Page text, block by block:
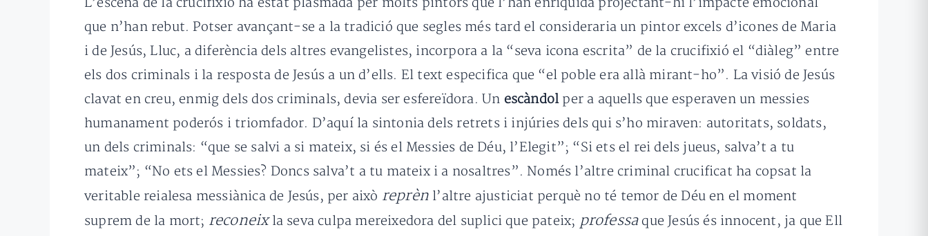
L’escena de la crucifixió ha estat plasmada per molts pintors que l’han enriquida projectant-hi l’impacte emocional
que n’han rebut. Potser avançant-se a la tradició que segles més tard el consideraria un pintor excels d’icones de Maria
i de Jesús, Lluc, a diferència dels altres evangelistes, incorpora a la “seva icona escrita” de la crucifixió el “diàleg” entre
els dos criminals i la resposta de Jesús a un d’ells. El text especifica que “el poble era allà mirant-ho”. La visió de Jesús
clavat en creu, enmig dels dos criminals, devia ser esfereïdora. Un escàndol per a aquells que esperaven un messies
humanament poderós i triomfador. D’aquí la sintonia dels retrets i injúries dels qui s’ho miraven: autoritats, soldats,
un dels criminals: “que se salvi a si mateix, si és el Messies de Déu, l’Elegit”; “Si ets el rei dels jueus, salva’t a tu
mateix”; “No ets el Messies? Doncs salva’t a tu mateix i a nosaltres”. Només l’altre criminal crucificat ha copsat la
veritable reialesa messiànica de Jesús, per això reprèn l’altre ajusticiat perquè no té temor de Déu en el moment
suprem de la mort; reconeixla seva culpa mereixedora del suplici que pateix; professaque Jesús és innocent, ja que Ell